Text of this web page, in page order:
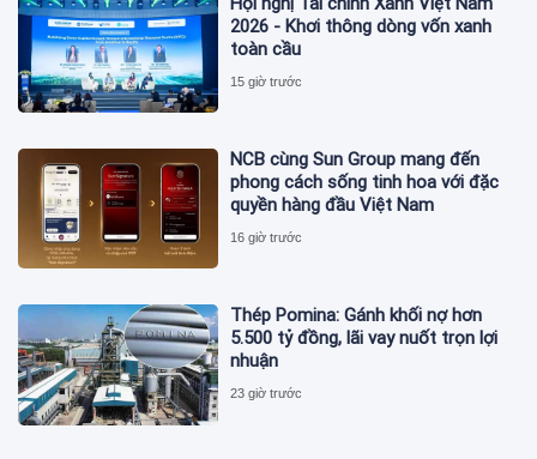
2026 - Khơi thông dòng vốn xanh
toàn cầu
15 giờ trước
NCB cùng Sun Group mang đến
phong cách sống tinh hoa với đặc
quyền hàng đầu Việt Nam
16 giờ trước
Thép Pomina: Gánh khối nợ hơn
5.500 tỷ đồng, lãi vay nuốt trọn lợi
nhuận
23 giờ trước